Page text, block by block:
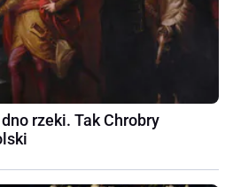
rzeki. Tak Chrobry